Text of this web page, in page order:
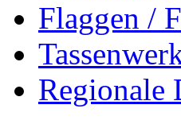
Flaggen /
Regionale